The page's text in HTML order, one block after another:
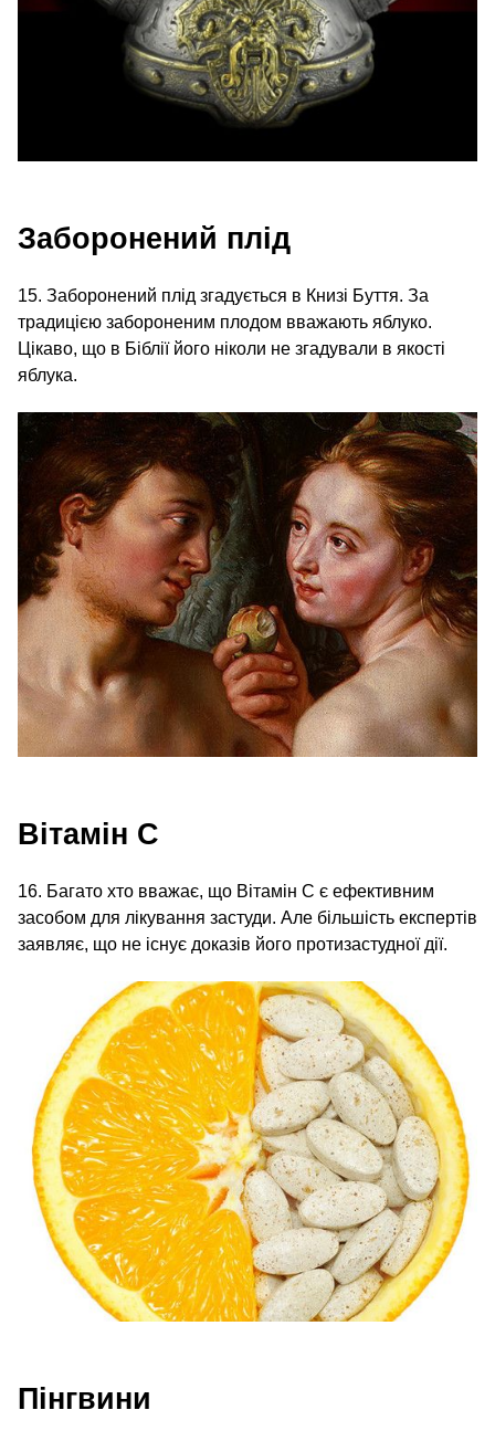
Заборонений плід
15. Заборонений плід згадується в Книзі Буття. За
традицією забороненим плодом вважають яблуко.
Цікаво, що в Біблії його ніколи не згадували в якості
яблука.
Вітамін С
16. Багато хто вважає, що Вітамін С є ефективним
засобом для лікування застуди. Але більшість експертів
заявляє, що не існує доказів його протизастудної дії.
Пінгвини